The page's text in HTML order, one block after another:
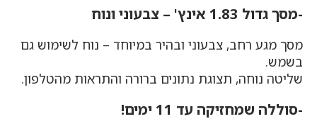
-מסך גדול 1.83 אינץ' – צבעוני ונוח
מסך מגע רחב, צבעוני ובהיר במיוחד – נוח לשימוש גם
בשמש.
שליטה נוחה, תצוגת נתונים ברורה והתראות מהטלפון.
-סוללה שמחזיקה עד 11 ימים!